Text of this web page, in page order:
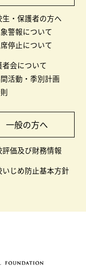
生・保護者の方へ
警報について
停止について
者会について
活動・季別計画
一般の方へ
評価及び財務情報
いじめ防止基本方針